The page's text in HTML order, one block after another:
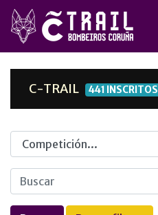
C-TRAIL 441 INSCRITOS
Competicion